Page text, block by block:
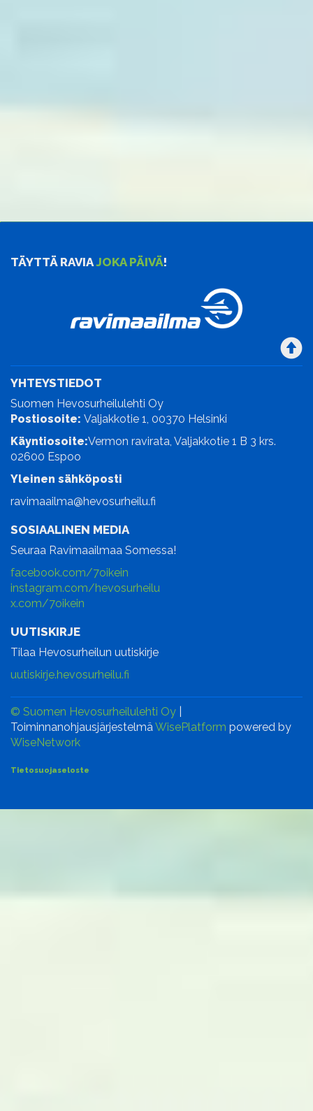
TÄYTTÄ RAVIAJOKA PÄIVÄ!
YHTEYSTIEDOT
Suomen Hevosurheilulehti Oy
Postiosoite: Valjakkotie 1, 00370 Helsinki
Käyntiosoite:Vermon ravirata, Valjakkotie 1 B 3 krs.
02600 Espoo
Yleinen sähköposti
ravimaailma@hevosurheilu.fi
SOSIAALINEN MEDIA
Seuraa Ravimaailmaa Somessa!
facebook.com/7oikein
instagram.com/hevosurheilu
x.com/7oikein
UUTISKIRJE
Tilaa Hevosurheilun uutiskirje
uutiskirje.hevosurheilu.fi
© Suomen Hevosurheilulehti Oy
ToiminnanohjausjärjestelmäWisePlatform powered by
WiseNetwork
Tietosuojaseloste